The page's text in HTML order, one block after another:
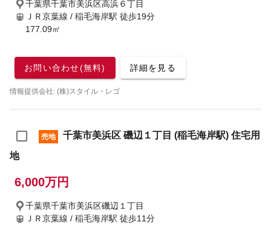
千葉県千葉市美浜区高浜６丁目
ＪＲ京葉線 / 稲毛海岸駅 徒歩19分
177.09㎡
お問い合わせ(無料) 詳細を見る
情報提供会社: (株)スタイル・レゴ
売地
千葉市美浜区 磯辺１丁目 (稲毛海岸駅) 住宅用
地
6,000万円
千葉県千葉市美浜区磯辺１丁目
ＪＲ京葉線 / 稲毛海岸駅 徒歩11分